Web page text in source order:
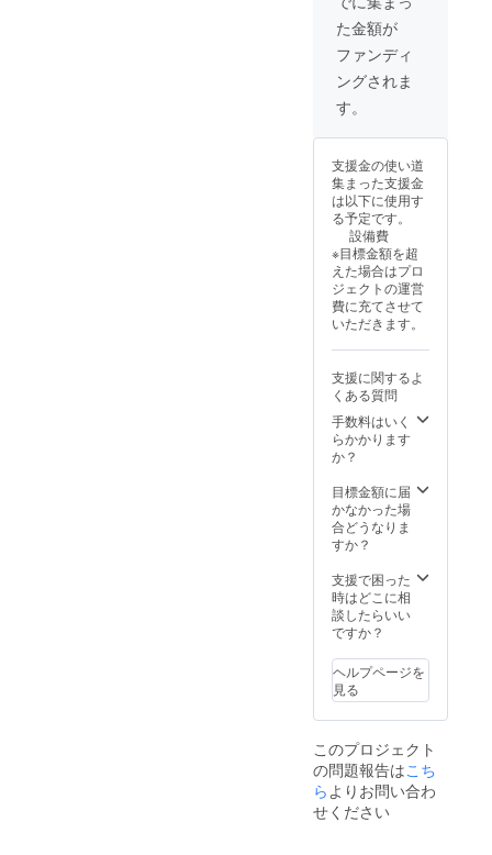
いま
す。 色
ガラス
の鮮や
かさと
スのあ
たたか
な質感
を楽し
んでい
ただけ
れば幸
いで
す。 ■
内容
量・サ
イズ/製
造地 グ
よ風)
2個(東
雲色、
浅葱色)
90mm
容量:
約
青森市
んご好
きには
たまら
ない品
揃えで
味のり
は、そ
の時期
の旬の
りんご
を搾汁
した1本
にして
いま
す。時
期に
よって
変わり
ますの
で、楽
しみも
増えま
内容量/
原産地
特選り
んご
ス ・旬
味のり
んご(時
期によ
が変わ
りま
す)
1000ml
こだわ
り林
檎
1000ml
×1本 ・
た金額が
ファンディ
ングされま
す。
支援金の使い道
集まった支援金
は以下に使用す
る予定です。
設備費
※目標金額を超
えた場合はプロ
ジェクトの運営
費に充てさせて
いただきます。
支援に関するよ
くある質問
手数料はいく
らかかります
か？
目標金額に届
かなかった場
合どうなりま
すか？
支援で困った
時はどこに相
談したらいい
ですか？
ヘルプページを
見る
このプロジェクト
の問題報告はこち
ら よりお問い合わ
せください